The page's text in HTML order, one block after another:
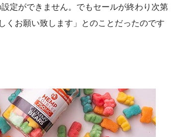
定ができません。でもセールが終わり次第
くお願い致します」とのことだったのです